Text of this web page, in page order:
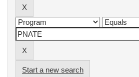
Start a new search